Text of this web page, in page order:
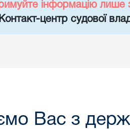
інформацію лише
центр судової
Вас з